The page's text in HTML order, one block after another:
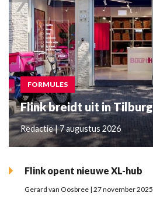
FORMULES
Flink breidt uit in Tilburg
Redactie | 7 augustus 2026
Flink opent nieuwe XL-hub
Gerard van Oosbree | 27 november 2025